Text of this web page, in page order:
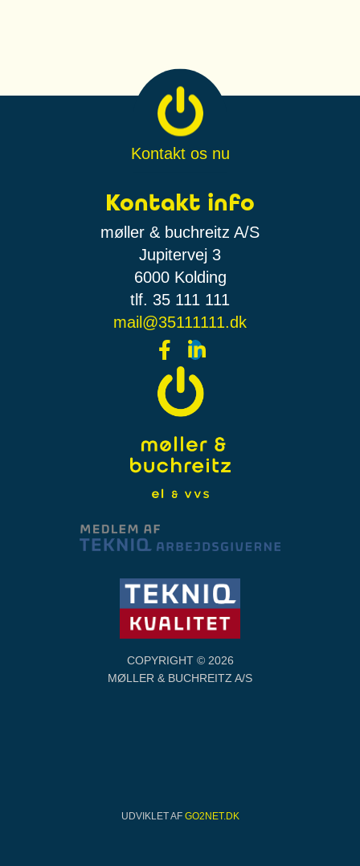
Kontakt os nu
Kontakt info
møller & buchreitz A/S
Jupitervej 3
6000 Kolding
tlf. 35 111 111
mail@35111111.dk
COPYRIGHT © 2026
MØLLER & BUCHREITZ A/S
UDVIKLET AF GO2NET.DK